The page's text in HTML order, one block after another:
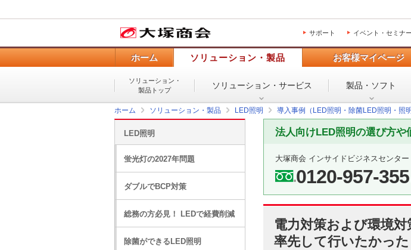
サポート イベント・セミナー
ホーム ソリューション・製品 お客様マイページ
ソリューション・
製品トップ
ソリューション・ サービス 製品・ソフト
ホーム ソリューション・製品 LED照明 導入事例（LED照明・除菌LED照明・照
法人向けLED照明の選び方や
大塚商会 インサイドビジネスセンタ
0120-957-355
電力対策および環境
率先して行いたかった
LED照明
蛍光灯の2027年問題
ダブルでBCP対策
総務の方必見！ LEDで経費削減
除菌ができるLED照明